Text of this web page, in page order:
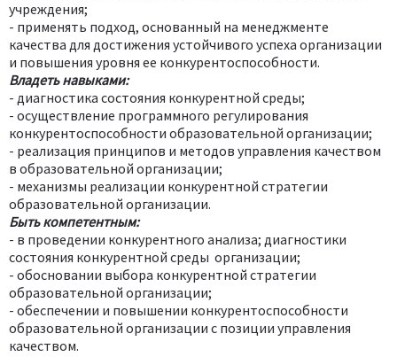
учреждения;
- применять подход, основанный на менеджменте
качества для достижения устойчивого успеха организации
и повышения уровня ее конкурентоспособности.
Владеть навыками:
- диагностика состояния конкурентной среды;
- осуществление программного регулирования
конкурентоспособности образовательной организации;
- реализация принципов и методов управления качеством
в образовательной организации;
- механизмы реализации конкурентной стратегии
образовательной организации.
Быть компетентным:
- в проведении конкурентного анализа; диагностики
состояния конкурентной среды организации;
- обосновании выбора конкурентной стратегии
образовательной организации;
- обеспечении и повышении конкурентоспособности
образовательной организации с позиции управления
качеством.